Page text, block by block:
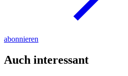
abonnieren
Auch interessant